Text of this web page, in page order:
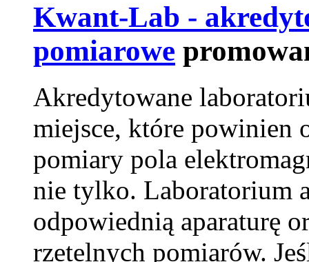
Kwant-Lab -
pomiarowe
Akredytowane
miejsce, które powinien
pomiary pola
nie tylko. Laboratorium
odpowiednią aparaturę
rzetelnych pomiarów.